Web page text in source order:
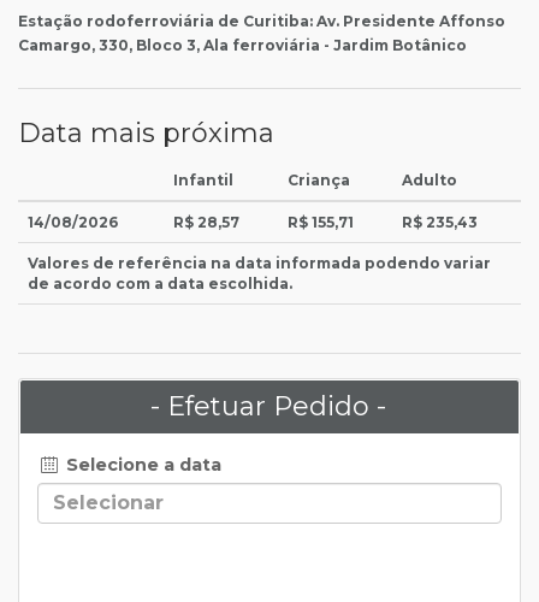
Estação rodoferroviária de Curitiba: Av. Presidente Affonso
Camargo, 330, Bloco 3, Ala ferroviária - Jardim Botânico
Data mais próxima
Infantil Criança Adulto
14/08/2026 R$ 28,57 R$ 155,71 R$ 235,43
Valores de referência na data informada podendo variar
de acordo com a data escolhida.
- Efetuar Pedido -
Selecione a data